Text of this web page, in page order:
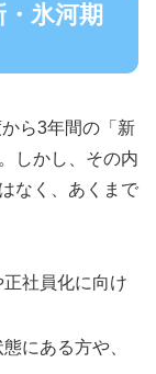
氷河期
ら3年間の「新
しかし、その内
なく、あくまで
社員化に向け
にある方や、